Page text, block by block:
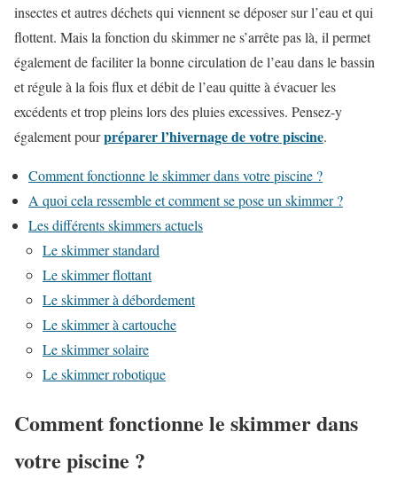
insectes et autres déchets qui viennent se déposer sur l’eau et qui
flottent. Mais la fonction du skimmer ne s’arrête pas là, il permet
également de faciliter la bonne circulation de l’eau dans le bassin
et régule à la fois flux et débit de l’eau quitte à évacuer les
excédents et trop pleins lors des pluies excessives. Pensez-y
également pourpréparer l’hivernage de votre piscine.
Comment fonctionne le skimmer dans votre piscine ?
A quoi cela ressemble et comment se pose un skimmer ?
Les différents skimmers actuels
Le skimmer standard
Le skimmer flottant
Le skimmer à débordement
Le skimmer à cartouche
Le skimmer solaire
Le skimmer robotique
Comment fonctionne le skimmer dans
votre piscine ?